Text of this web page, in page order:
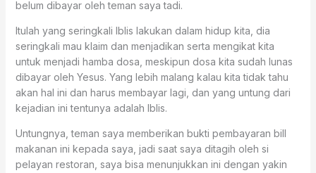
belum dibayar oleh teman saya tadi.
Itulah yang seringkali Iblis lakukan dalam hidup kita, dia
seringkali mau klaim dan menjadikan serta mengikat kita
untuk menjadi hamba dosa, meskipun dosa kita sudah lunas
dibayar oleh Yesus. Yang lebih malang kalau kita tidak tahu
akan hal ini dan harus membayar lagi, dan yang untung dari
kejadian ini tentunya adalah Iblis.
Untungnya, teman saya memberikan bukti pembayaran bill
makanan ini kepada saya, jadi saat saya ditagih oleh si
pelayan restoran, saya bisa menunjukkan ini dengan yakin